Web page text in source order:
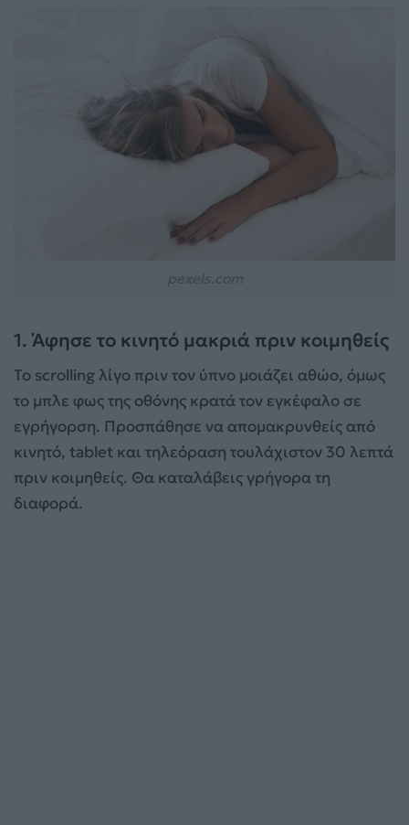
1. Άφησε το κινητό μακριά πριν κοιμηθείς
Το scrolling λίγο πριν τον ύπνο μοιάζει αθώο, όμως
το μπλε φως της οθόνης κρατά τον εγκέφαλο σε
εγρήγορση. Προσπάθησε να απομακρυνθείς από
κινητό, tablet και τηλεόραση τουλάχιστον 30 λεπτά
πριν κοιμηθείς. Θα καταλάβεις γρήγορα τη
διαφορά.